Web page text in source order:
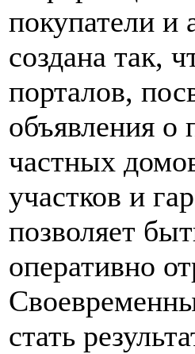
покупатели и
создана так,
порталов,
объявления о
частных
участков и
позволяет
оперативно
стать